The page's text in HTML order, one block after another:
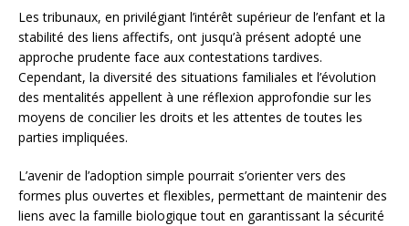
Les tribunaux, en privilégiant l’intérêt supérieur de l’enfant et la
stabilité des liens affectifs, ont jusqu’à présent adopté une
approche prudente face aux contestations tardives.
Cependant, la diversité des situations familiales et l’évolution
des mentalités appellent à une réflexion approfondie sur les
moyens de concilier les droits et les attentes de toutes les
parties impliquées.
L’avenir de l’adoption simple pourrait s’orienter vers des
formes plus ouvertes et flexibles, permettant de maintenir des
liens avec la famille biologique tout en garantissant la sécurité